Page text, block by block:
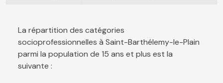
La répartition des catégories
socioprofessionnelles à Saint-Barthélemy-le-Plain
parmi la population de 15 ans et plus est la
suivante :